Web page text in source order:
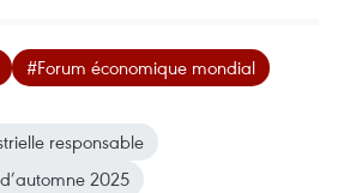
#Forum économique mondial
responsable
2025